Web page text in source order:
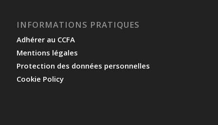
INFORMATIONS PRATIQUES
Adhérer au CCFA
Mentions légales
Protection des données personnelles
Cookie Policy